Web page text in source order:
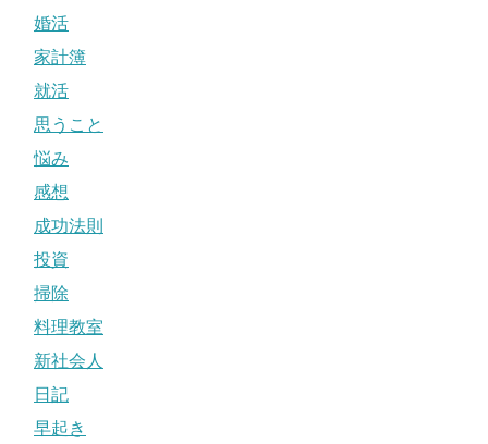
婚活
家計簿
就活
思うこと
悩み
感想
成功法則
投資
掃除
料理教室
新社会人
日記
早起き